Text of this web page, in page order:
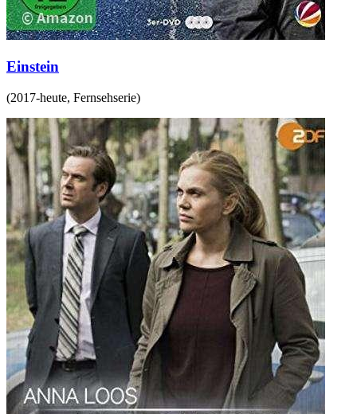
Einstein
(2017-heute, Fernsehserie)